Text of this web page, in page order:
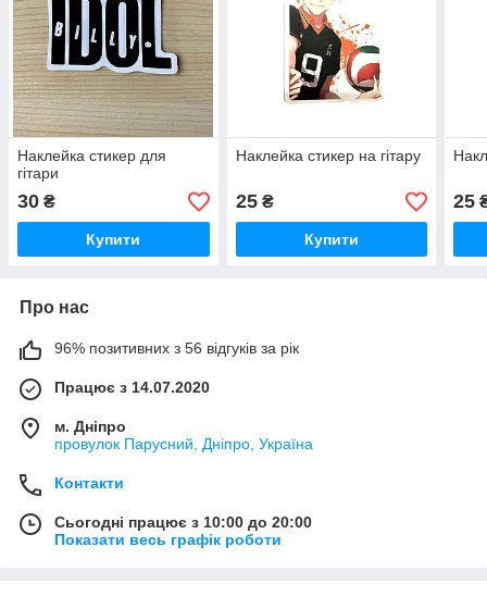
Наклейка стикер для
гітари
30 ₴
Купити
Наклейка стикер на гітару
25₴
Купити
25
Про нас
96% позитивних з 56 відгуків за рік
Працює з 14.07.2020
м. Дніпро
провулок Парусний, Дніпро, Україна
Контакти
Сьогодні працює з 10:00 до 20:00
Показати весь графік роботи